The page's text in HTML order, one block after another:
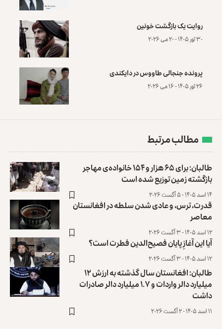
روایت یک بازگشت خونین
۳۰ ثور ۱۴۰۵ - ۲۰ می ۲۰۲۶
پرونده‌ جنجالی طاووس در دایکندی
۲۶ ثور ۱۴۰۵ - ۱۶ می ۲۰۲۶
مطالب مرتبط
طالبان: برای ۶۵ هزار و ۱۵۴ خانواده‌ی مهاجر
بازگشته زمین توزیع ‏شده است
۱۴ اسد ۱۴۰۵ - ۵ آگست ۲۰۲۶
قدرت، ترس، و عادی ‌شدن سلطه در افغانستان
معاصر
۱۲ اسد ۱۴۰۵ - ۳ آگست ۲۰۲۶
آیا این آغازِ پایان فصیح‌الدین فطرت است؟
۱۲ اسد ۱۴۰۵ - ۳ آگست ۲۰۲۶
طالبان: افغانستان سال گذشته به ارزش ۱۲
میلیارد دالر واردات و ۱.۷ میلیارد دالر صادرات
داشت
۱۱ اسد ۱۴۰۵ - ۲ آگست ۲۰۲۶